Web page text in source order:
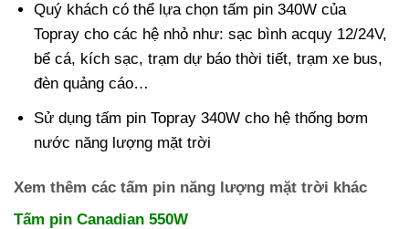
Quý khách có thể lựa chọn tấm pin 340W của
Topray cho các hệ nhỏ như: sạc bình acquy 12/24V,
bể cá, kích sạc, trạm dự báo thời tiết, trạm xe bus,
đèn quảng cáo…
Sử dụng tấm pin Topray 340W cho hệ thống bơm
nước năng lượng mặt trời
Xem thêm các tấm pin năng lượng mặt trời khác
Tấm pin Canadian 550W